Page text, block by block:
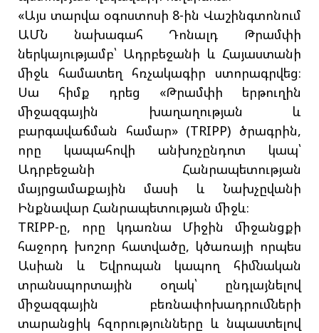
«Այս տարվա օգոստոսի 8-ին Վաշինգտոնում
ԱՄՆ նախագահ Դոնալդ Թրամփի
ներկայությամբ՝ Ադրբեջանի և Հայաստանի
միջև համատեղ հռչակագիր ստորագրվեց։
Սա հիմք դրեց «Թրամփի երթուղին
միջազգային խաղաղության և
բարգավաճման համար» (TRIPP) ծրագրին,
որը կապահովի անխոչընդոտ կապ՝
Ադրբեջանի Հանրապետության
մայրցամաքային մասի և Նախչըվանի
Ինքնավար Հանրապետության միջև։
TRIPP-ը, որը կդառնա Միջին միջանցքի
հաջորդ խոշոր հատվածը, կծառայի որպես
Ասիան և Եվրոպան կապող հիմնական
տրանսպորտային օղակ՝ ընդլայնելով
միջազգային բեռնափոխադրումների
տարանցիկ հզորությունները և նպաստելով